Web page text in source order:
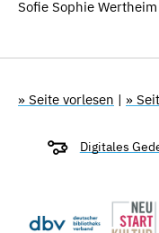
Sofie Sophie Wertheim
» Seite vorlesen | »
Digitales